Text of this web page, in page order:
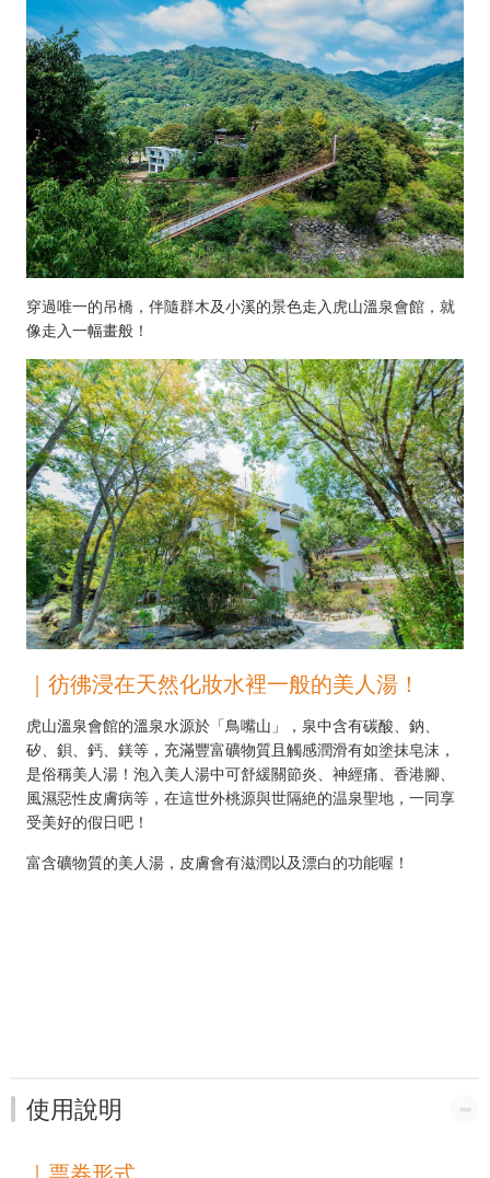
穿過唯一的吊橋，伴隨群木及小溪的景色走入虎山溫泉會館，就
像走入一幅畫般！
｜彷彿浸在天然化妝水裡一般的美人湯！
虎山溫泉會館的溫泉水源於「鳥嘴山」，泉中含有碳酸、鈉、
矽、鋇、鈣、鎂等，充滿豐富礦物質且觸感潤滑有如塗抹皂沫，
是俗稱美人湯！泡入美人湯中可舒緩關節炎、神經痛、香港腳、
風濕惡性皮膚病等，在這世外桃源與世隔絶的温泉聖地，一同享
受美好的假日吧！
富含礦物質的美人湯，皮膚會有滋潤以及漂白的功能喔！
使用說明